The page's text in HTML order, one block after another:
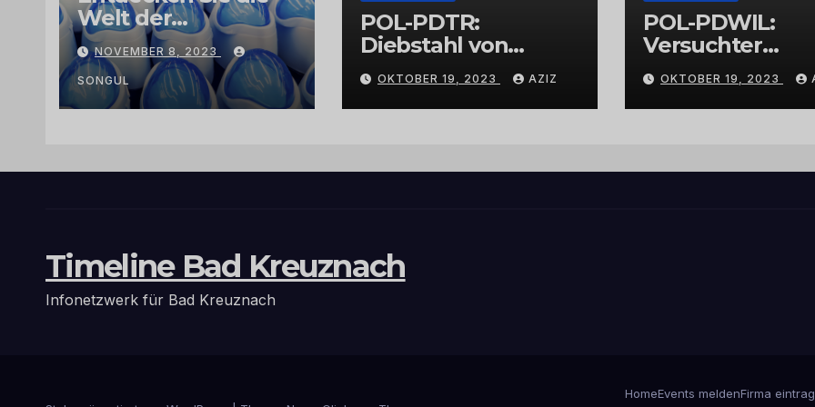
Welt der
Exklusivität:
Arganöl,
Kaktusfeigenkernöl
und
vertrauenswürdige
NOVEMBER 8, 2023
SONGUL
POL-PDTR:
Diebstahl von
Grabschmuck
OKTOBER 19, 2023 AZIZ
POL-PDWIL:
Versuchter
Einbruch im
Gewerbegebiet
Wittlich
OKTOBER 19, 2023
Timeline Bad Kreuznach
Infonetzwerk für Bad Kreuznach
HomeEvents meldenFirma